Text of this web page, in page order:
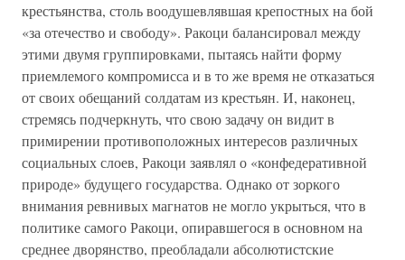
крестьянства, столь воодушевлявшая крепостных на бой
«за отечество и свободу». Ракоци балансировал между
этими двумя группировками, пытаясь найти форму
приемлемого компромисса и в то же время не отказаться
от своих обещаний солдатам из крестьян. И, наконец,
стремясь подчеркнуть, что свою задачу он видит в
примирении противоположных интересов различных
социальных слоев, Ракоци заявлял о «конфедеративной
природе» будущего государства. Однако от зоркого
внимания ревнивых магнатов не могло укрыться, что в
политике самого Ракоци, опиравшегося в основном на
среднее дворянство, преобладали абсолютистские